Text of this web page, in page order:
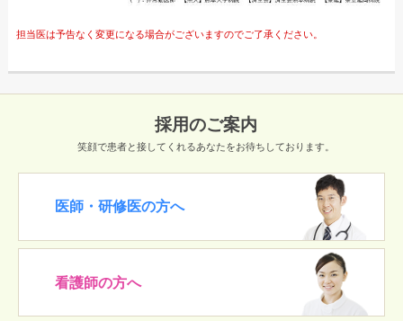
担当医は予告なく変更になる場合がございますのでご了承ください。
採用のご案内
笑顔で患者と接してくれるあなたをお待ちしております。
医師・研修医の方へ
看護師の方へ